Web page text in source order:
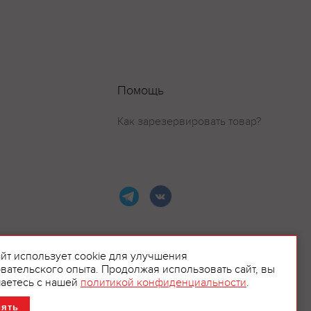
Помощь
Как зарезервировать товар?
использует cookie для улучшения
опыта. Продолжая использовать сайт, вы
с нашей политикой конфиденциальности.